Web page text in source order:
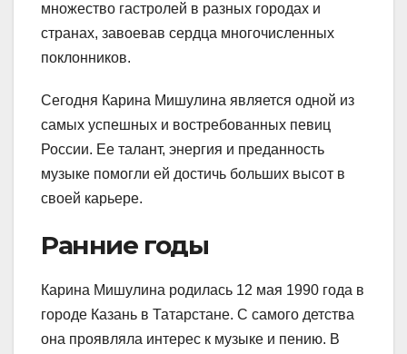
множество гастролей в разных городах и
странах, завоевав сердца многочисленных
поклонников.
Сегодня Карина Мишулина является одной из
самых успешных и востребованных певиц
России. Ее талант, энергия и преданность
музыке помогли ей достичь больших высот в
своей карьере.
Ранние годы
Карина Мишулина родилась 12 мая 1990 года в
городе Казань в Татарстане. С самого детства
она проявляла интерес к музыке и пению. В